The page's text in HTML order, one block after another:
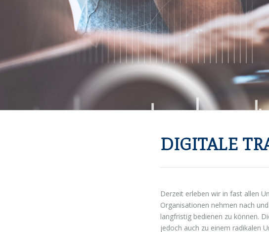
DIGITALE
Derzeit erleben wir in fast allen
Organisationen nehmen nach
langfristig bedienen zu können.
jedoch auch zu einem radikalen